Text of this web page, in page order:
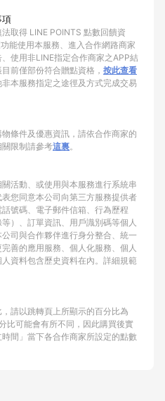
項
取得 LINE POINTS 點數回饋資
能使用本服務、進入合作網路商家
使用非LINE指定合作商家之APP結
前僅部份符合贈點資格， 按此查看
非本服務指定之途徑及方式完成交易
條件及優惠資訊，請依合作商家的
限制請參考這裏。
活動、或使用與本服務進行系統串
您同意本公司向第三方服務提供者
號碼、電子郵件信箱、行為歷程
等）、訂單資訊、用戶識別碼等個人
司與合作夥伴進行身分整合、統一
善的應用服務、個人化服務、個人
資料包含歷史資料在內。詳細規範
請以跳轉頁上所顯示的百分比為
比可能會有所不同，因此購買後實
間」當下各合作商家所設定的點數